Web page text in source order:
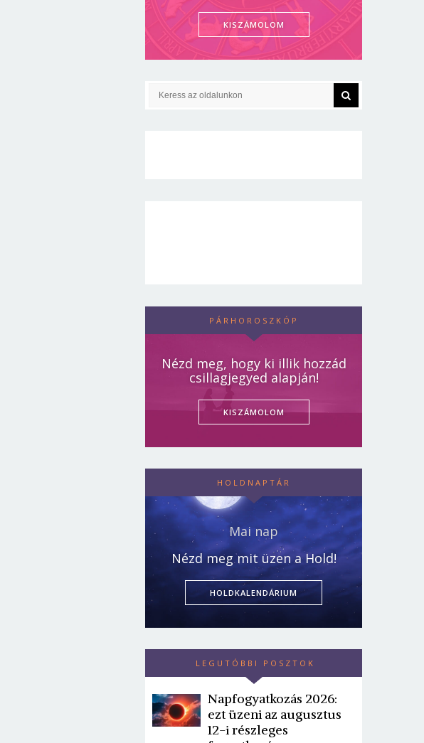
KISZÁMOLOM
PÁRHOROSZKÓP
Nézd meg, hogy ki illik hozzád
csillagjegyed alapján!
KISZÁMOLOM
HOLDNAPTÁR
Mai nap
Nézd meg mit üzen a Hold!
HOLDKALENDÁRIUM
LEGUTÓBBI POSZTOK
Napfogyatkozás 2026:
ezt üzeni az augusztus
12-i részleges